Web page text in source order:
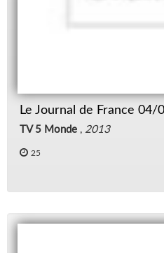
Le Journal de France 04/
TV 5 Monde , 2013
25